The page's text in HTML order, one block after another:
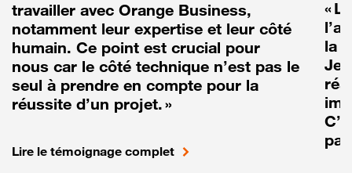
travailler avec Orange Business,
notamment leur expertise et leur côté
humain. Ce point est crucial pour
nous car le côté technique n’est pas le
seul à prendre en compte pour la
réussite d’un projet. »
Lire le témoignage complet
«
la
Je